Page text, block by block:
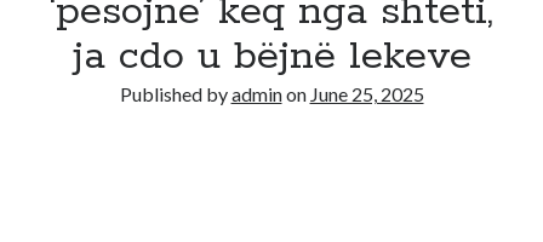
‘pesojne’ keq nga shteti,
ja cdo u bëjnë lekeve
Published byadminon June 25, 2025